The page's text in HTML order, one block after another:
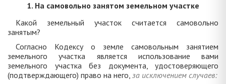
1. На самовольно занятом земельном участке
Какой земельный участок считается самовольно
занятым?
Согласно Кодексу о земле самовольным занятием
земельного участка является использование вами
земельного участка без документа, удостоверяющего
(подтверждающего) право на него, за исключением случаев: